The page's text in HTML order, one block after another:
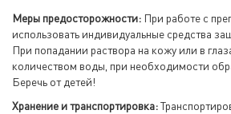
Меры предосторожности: При работе с
использовать индивидуальные средства
При попадании раствора на кожу или в
количеством воды, при необходимости
Беречь от детей!
Хранение и транспортировка: